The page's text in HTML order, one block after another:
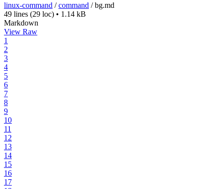
linux-command /command /bg.md
49 lines (29 loc) • 1.14 kB
Markdown
View Raw
1
2
3
4
5
6
7
8
9
10
11
12
13
14
15
16
17